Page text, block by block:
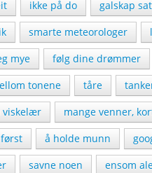
ikke på do galskap
smarte meteorologer
mye
følg dine drømmer
tonene
tåre
viskelær
mange venner,
å holde munn
savne noen ensom